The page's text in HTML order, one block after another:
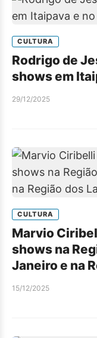
CULTURA
Rodrigo de
shows em
29/12/2025
CULTURA
Marvio
shows na
Janeiro e na
15/12/2025